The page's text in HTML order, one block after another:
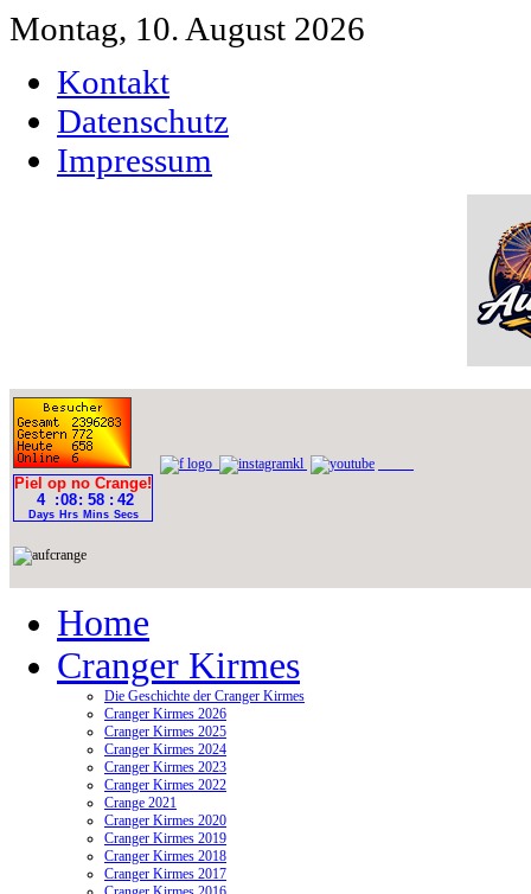
Montag, 10. August 2026
Kontakt
Datenschutz
Impressum
Home
Cranger Kirmes
Die Geschichte der Cranger Kirmes
Cranger Kirmes 2026
Cranger Kirmes 2025
Cranger Kirmes 2024
Cranger Kirmes 2023
Cranger Kirmes 2022
Crange 2021
Cranger Kirmes 2020
Cranger Kirmes 2019
Cranger Kirmes 2018
Cranger Kirmes 2017